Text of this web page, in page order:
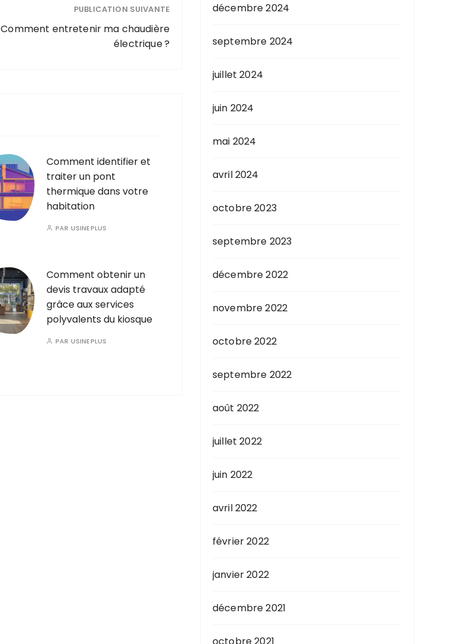
PUBLICATION SUIVANTE
Comment entretenir ma chaudière
électrique ?
Comment identifier et
traiter un pont
thermique dans votre
habitation
PAR USINEPLUS
Comment obtenir un
devis travaux adapté
grâce aux services
polyvalents du kiosque
PAR USINEPLUS
décembre 2024
septembre 2024
juillet 2024
juin 2024
mai 2024
avril 2024
octobre 2023
septembre 2023
décembre 2022
novembre 2022
octobre 2022
septembre 2022
août 2022
juillet 2022
juin 2022
avril 2022
février 2022
janvier 2022
décembre 2021
octobre 2021